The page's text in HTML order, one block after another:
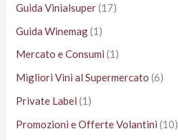
Guida Vinialsuper(17)
Guida Winemag(1)
Mercato e Consumi (1)
Migliori Vini al Supermercato (6)
Private Label (1)
Promozioni e Offerte Volantini (10)